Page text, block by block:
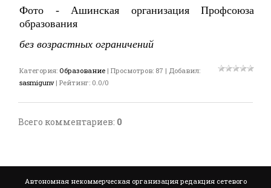
Фото - Ашинская организация Профсоюза
образования
без возрастных ограничений
Категория: Образование | Просмотров: 87 | Добавил:
sasmigunv | Рейтинг: 0.0/0
Всего комментариев: 0
Автономная некоммерческая организация редакция сетевого